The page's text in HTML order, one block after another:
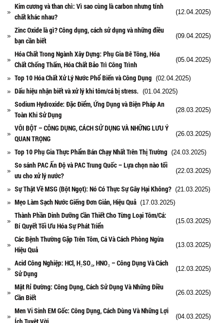
Kim cương và than chì: Vì sao cùng là carbon nhưng tính
chất khác nhau?
(12.04.2025)
Zinc Oxide là gì? Công dụng, cách sử dụng và những điều
bạn cần biết
(09.04.2025)
Hóa Chất Trong Ngành Xây Dựng: Phụ Gia Bê Tông, Hóa
Chất Chống Thấm, Hóa Chất Bảo Trì Công Trình
(05.04.2025)
Top 10 Hóa Chất Xử Lý Nước Phổ Biến và Công Dụng (02.04.2025)
Dấu hiệu nhận biết và xử lý khi tôm/cá bị stress. (01.04.2025)
Sodium Hydroxide: Đặc Điểm, Ứng Dụng và Biện Pháp An
Toàn Khi Sử Dụng
(28.03.2025)
VÔI BỘT – CÔNG DỤNG, CÁCH SỬ DỤNG VÀ NHỮNG LƯU Ý
QUAN TRỌNG
(26.03.2025)
Top 10 Phụ Gia Thực Phẩm Bán Chạy Nhất Trên Thị Trường (24.03.2025)
So sánh PAC Ấn Độ và PAC Trung Quốc – Lựa chọn nào tối
ưu cho xử lý nước?
(22.03.2025)
Sự Thật Về MSG (Bột Ngọt): Nó Có Thực Sự Gây Hại Không? (21.03.2025)
Mẹo Làm Sạch Nước Giếng Đơn Giản, Hiệu Quả (17.03.2025)
Thành Phần Dinh Dưỡng Cần Thiết Cho Từng Loại Tôm/Cá:
Bí Quyết Tối Ưu Hóa Sự Phát Triển
(15.03.2025)
Các Bệnh Thường Gặp Trên Tôm, Cá Và Cách Phòng Ngừa
Hiệu Quả
(13.03.2025)
Acid Công Nghiệp: HCl, H₂SO₄, HNO₃ – Công Dụng Và Cách
Sử Dụng
(12.03.2025)
Mật Rỉ Đường: Công Dụng, Cách Sử Dụng Và Những Điều
Cần Biết
(26.03.2025)
Men Vi Sinh EM Gốc: Công Dụng, Cách Dùng Và Những Lợi
(04.03.2025)